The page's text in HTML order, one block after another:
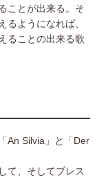
ことが出来る。そ
るようになれば、
ることの出来る歌
An Silvia」と「Der
て、そしてブレス